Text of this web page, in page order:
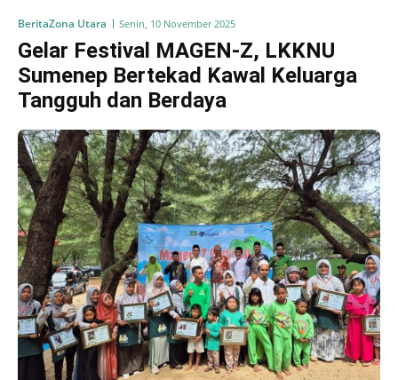
BeritaZona Utara Senin, 10 November 2025
Gelar Festival MAGEN-Z, LKKNU
Sumenep Bertekad Kawal Keluarga
Tangguh dan Berdaya